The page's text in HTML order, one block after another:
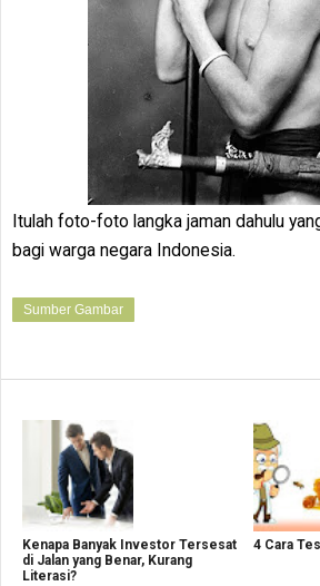
Itulah foto-foto langka jaman dahulu
bagi warga negara Indonesia.
Sumber Gambar
Kenapa Banyak Investor Tersesat
di Jalan yang Benar, Kurang
Literasi?
4 Cara